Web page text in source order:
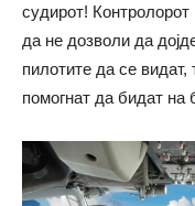
судирот!
да не дозволи да
пилотите да се видат,
помогнат да бидат на